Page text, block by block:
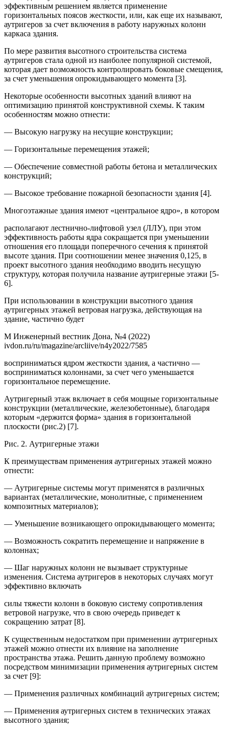
эффективным решением является применение
горизонтальных поясов жесткости, или, как еще их называют,
аутригеров за счет включения в работу наружных колонн
каркаса здания.
По мере развития высотного строительства система
аутригеров стала одной из наиболее популярной системой,
которая дает возможность контролировать боковые смещения,
за счет уменьшения опрокидывающего момента [3].
Некоторые особенности высотных зданий влияют на
оптимизацию принятой конструктивной схемы. К таким
особенностям можно отнести:
— Высокую нагрузку на несущие конструкции;
— Горизонтальные перемещения этажей;
— Обеспечение совместной работы бетона и металлических
конструкций;
— Высокое требование пожарной безопасности здания [4].
Многоэтажные здания имеют «центральное ядро», в котором
располагают лестнично-лифтовой узел (ЛЛУ), при этом
эффективность работы ядра сокращается при уменьшении
отношения его площади поперечного сечения к принятой
высоте здания. При соотношении менее значения 0,125, в
проект высотного здания необходимо вводить несущую
структуру, которая получила название аутригерные этажи [5-
6].
При использовании в конструкции высотного здания
аутригерных этажей ветровая нагрузка, действующая на
здание, частично будет
М Инженерный вестник Дона, №4 (2022)
ivdon.ru/ru/magazine/arcliive/n4y2022/7585
восприниматься ядром жесткости здания, а частично —
восприниматься колоннами, за счет чего уменьшается
горизонтальное перемещение.
Аутригерный этаж включает в себя мощные горизонтальные
конструкции (металлические, железобетонные), благодаря
которым «держится форма» здания в горизонтальной
плоскости (рис.2) [7].
Рис. 2. Аутригерные этажи
К преимуществам применения аутригерных этажей можно
отнести:
— Аутригерные системы могут применятся в различных
вариантах (металлические, монолитные, с применением
композитных материалов);
— Уменьшение возникающего опрокидывающего момента;
— Возможность сократить перемещение и напряжение в
колоннах;
— Шаг наружных колонн не вызывает структурные
изменения. Система аутригеров в некоторых случаях могут
эффективно включать
силы тяжести колонн в боковую систему сопротивления
ветровой нагрузке, что в свою очередь приведет к
сокращению затрат [8].
К существенным недостатком при применении аутригерных
этажей можно отнести их влияние на заполнение
пространства этажа. Решить данную проблему возможно
посредством минимизации применения аутригерных систем
за счет [9]:
— Применения различных комбинаций аутригерных систем;
— Применения аутригерных систем в технических этажах
высотного здания;